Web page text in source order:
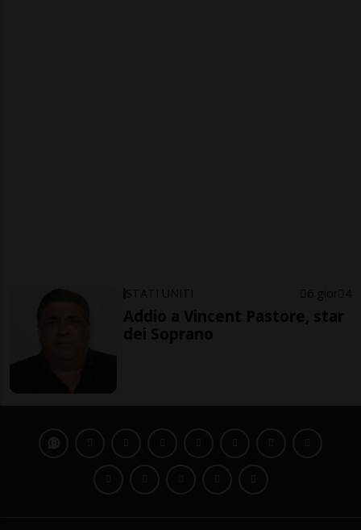
STATI UNITI 6 gior 4
Addio a Vincent Pastore, star
dei Soprano